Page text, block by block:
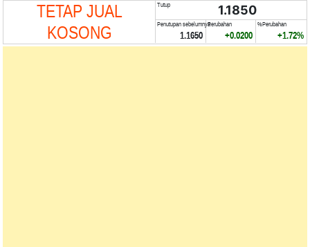
TETAP JUAL
KOSONG
Tutup 1.1850
Penutupan sebelumnya
1.1650
Perubahan
+0.0200
%Perubahan
+1.72%